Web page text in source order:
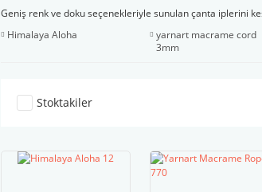
Geniş renk ve doku seçenekleriyle sunulan çanta iplerini
Himalaya Aloha
yarnart macrame cord
3mm
Stoktakiler